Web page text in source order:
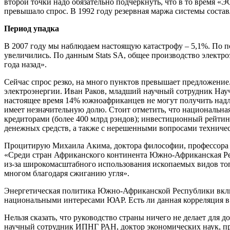
второй точки надо обязательно подчеркнуть, что в то время
превышало спрос. В 1992 году резервная маржа системы
Период упадка
В 2007 году мы наблюдаем настоящую катастрофу – 5,1%. По
увеличились. По данным Stats SA, общее производство
года назад».
Сейчас спрос резко, на много пунктов превышает
электроэнергии. Иван Раков, младший научный сотрудник
настоящее время 14% южноафриканцев не могут получить
имеет незначительную долю. Стоит отметить, что
кредиторами (более 400 млрд рэндов); инвестиционный
денежных средств, а также с нерешенными вопросами
Процитирую Михаила Акима, доктора философии,
«Среди стран Африканского континента Южно-Африканская
из-за широкомасштабного использования ископаемых видов
многом благодаря сжиганию угля».
Энергетическая политика Южно-Африканской Республики
национальными интересами ЮАР. Есть ли данная
Нельзя сказать, что руководство страны ничего не делает
научный сотрудник ИПНГ РАН, доктор экономических